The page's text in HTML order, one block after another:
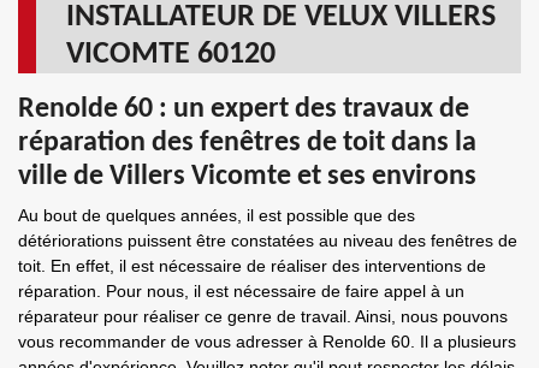
INSTALLATEUR DE VELUX VILLERS
VICOMTE 60120
Renolde 60 : un expert des travaux de
réparation des fenêtres de toit dans la
ville de Villers Vicomte et ses environs
Au bout de quelques années, il est possible que des
détériorations puissent être constatées au niveau des fenêtres de
toit. En effet, il est nécessaire de réaliser des interventions de
réparation. Pour nous, il est nécessaire de faire appel à un
réparateur pour réaliser ce genre de travail. Ainsi, nous pouvons
vous recommander de vous adresser à Renolde 60. Il a plusieurs